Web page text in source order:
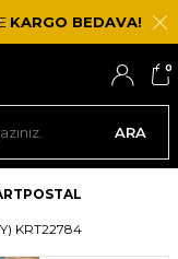
KARGO BEDAVA!
ARA
0
KRT22784